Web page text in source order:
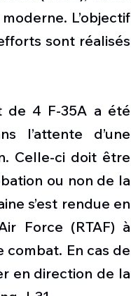
L’objectif
sont réalisés
de 4 F-35A a été
l’attente d’une
Celle-ci doit être
ou non de la
s’est rendue en
Force (RTAF) à
En cas de
en direction de la